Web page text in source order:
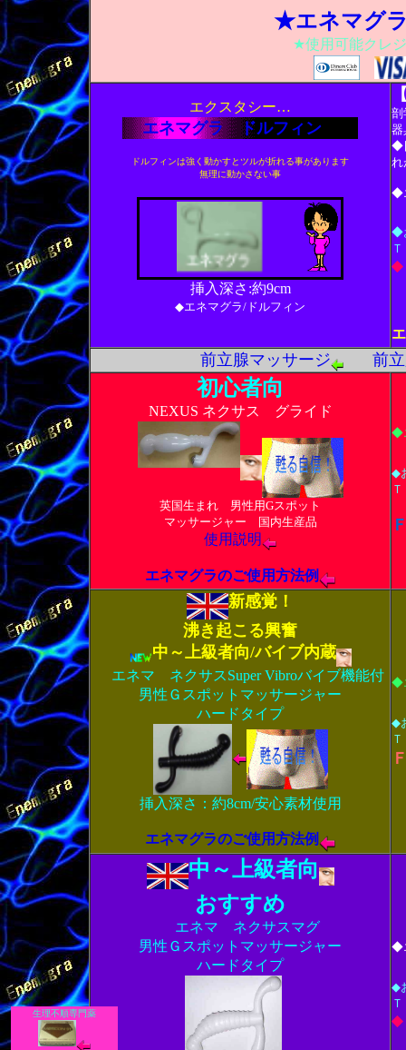
★エネマグ
★使用可能クレ
エクスタシー…
エネマグラ ドルフィン
ドルフィンは強く動かすとツルが折れる事があります
無理に動かさない事
挿入深さ:約9cm
◆エネマグラ/ドルフィン
剖
器
◆
れ
◆
◆
◆
前立腺マッサージ 前
初心者向
NEXUS ネクサス グライド
英国生まれ 男性用Gスポット
マッサージャー 国内生産品
使用説明
エネマグラのご使用方法例
◆
◆
新感覚！
沸き起こる興奮
中～上級者向/バイブ内蔵
エネマ ネクサスSuper Vibroバイブ機能付
男性Ｇスポットマッサージャー
ハードタイプ
挿入深さ：約8cm/安心素材使用
エネマグラのご使用方法例
◆
◆
中～上級者向
おすすめ
エネマ ネクサスマグ
男性Ｇスポットマッサージャー
ハードタイプ
◆
◆
◆
生理不順専門薬
メスコン